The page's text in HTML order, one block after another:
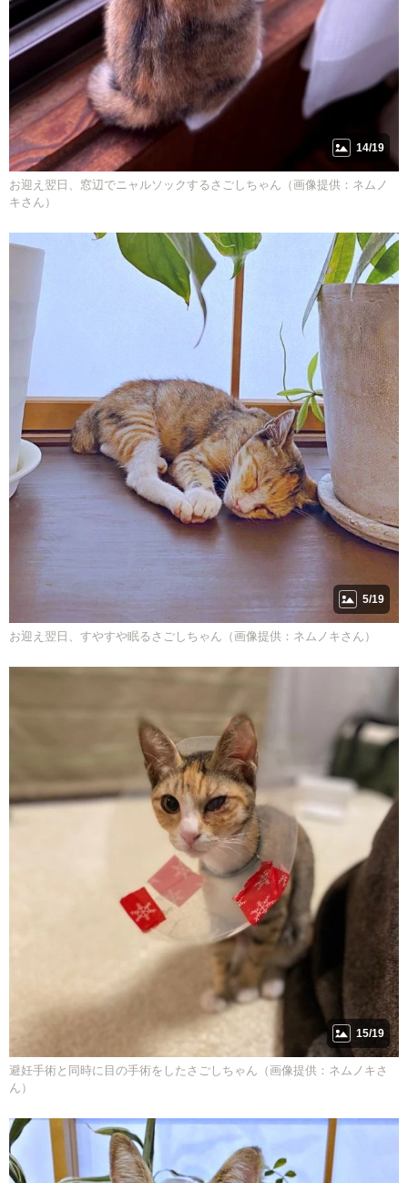
14/19
お迎え翌日、窓辺でニャルソックするさごしちゃん（画像提供：ネムノ
キさん）
5/19
お迎え翌日、すやすや眠るさごしちゃん（画像提供：ネムノキさん）
15/19
避妊手術と同時に目の手術をしたさごしちゃん（画像提供：ネムノキさ
ん）